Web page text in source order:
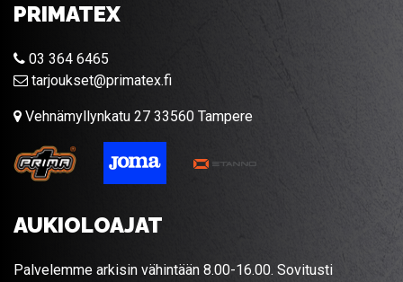
PRIMATEX
03 364 6465
tarjoukset@primatex.fi
Vehnämyllynkatu 27 33560 Tampere
AUKIOLOAJAT
Palvelemme arkisin vähintään 8.00-16.00. Sovitusti